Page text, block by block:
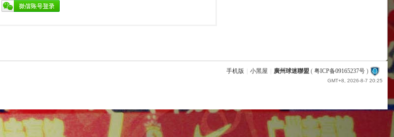
手机版 小黑屋 廣州球迷聯盟 ( 粤ICP备09165237号)
GMT+8, 2026-8-7 20:25